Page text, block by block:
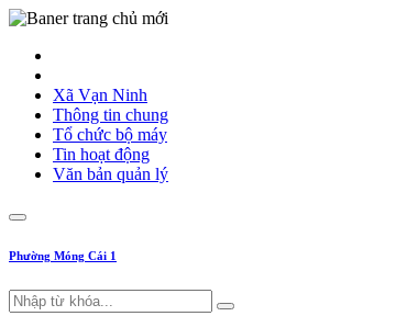
Xã Vạn Ninh
Thông tin chung
Tổ chức bộ máy
Tin hoạt động
Văn bản quản lý
Phường Móng Cái 1